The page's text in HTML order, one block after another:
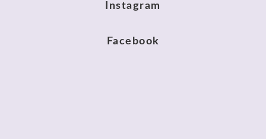
Instagram
Facebook